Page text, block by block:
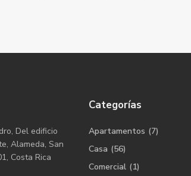
Del edificio
Alameda, San
Costa Rica
Categorías
Apartamentos (7)
Casa (56)
Comercial (1)